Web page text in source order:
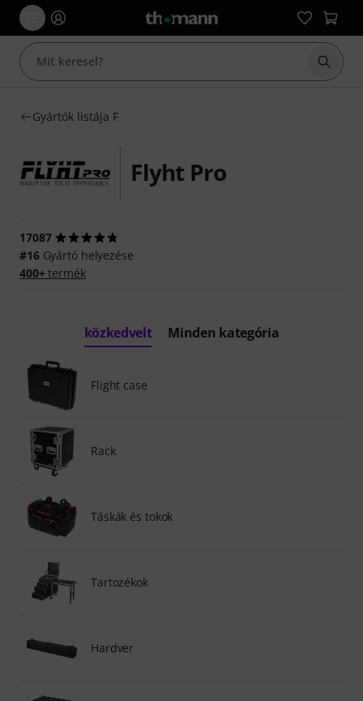
Gyártók listája F
Flyht Pro
17087
#16Gyártó helyezése
400+termék
közkedvelt Minden kategória
Flight case
Rack
Táskák és tokok
Tartozékok
Hardver